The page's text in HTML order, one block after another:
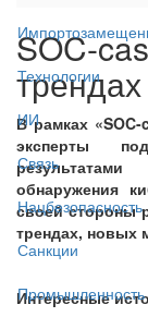
Технологии
ИИ
Связь
Нацбезопасность
Санкции
Промышленность
SOC-
трендах
В рамках
эксперты
обнаружения
своей стороны
трендах, новых
Интересные